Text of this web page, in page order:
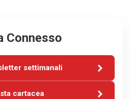
Connesso
settimanali
cartacea